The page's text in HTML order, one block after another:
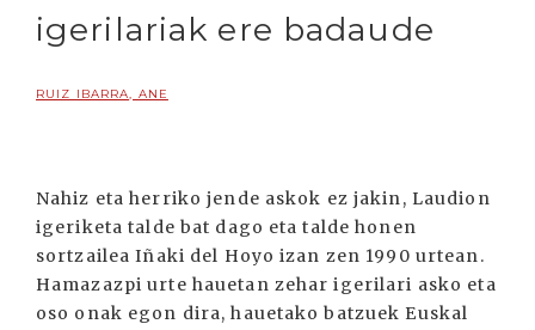
igerilariak ere badaude
RUIZ IBARRA, ANE
Nahiz eta herriko jende askok ez jakin, Laudion
igeriketa talde bat dago eta talde honen
sortzailea Iñaki del Hoyo izan zen 1990 urtean.
Hamazazpi urte hauetan zehar igerilari asko eta
oso onak egon dira, hauetako batzuek Euskal